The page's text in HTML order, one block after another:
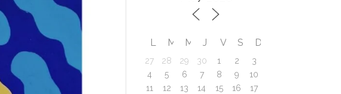
L M M J V S D
27 28 29 30 1 2
3
4
5 6 7 8 9
10
11
12 13 14 15 16
17